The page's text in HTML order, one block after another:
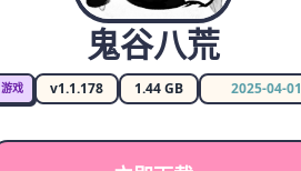
鬼谷八荒
游戏 v1.1.178 1.44 GB 2025-04-01